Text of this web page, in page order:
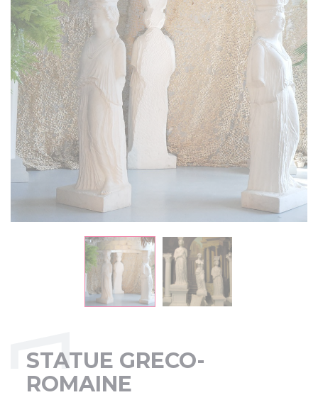
STATUE GRECO-
ROMAINE